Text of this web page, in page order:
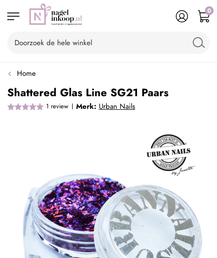
0
Home
Shattered Glas Line SG21 Paars
1 review Merk: Urban Nails